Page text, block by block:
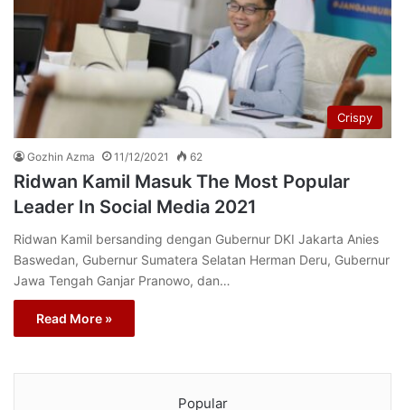
Crispy
Gozhin Azma 11/12/2021 62
Ridwan Kamil Masuk The Most Popular
Leader In Social Media 2021
Ridwan Kamil bersanding dengan Gubernur DKI Jakarta Anies
Baswedan, Gubernur Sumatera Selatan Herman Deru, Gubernur
Jawa Tengah Ganjar Pranowo, dan…
Read More »
Popular